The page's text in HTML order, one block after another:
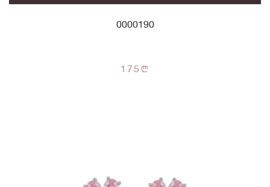
0000190
175 n